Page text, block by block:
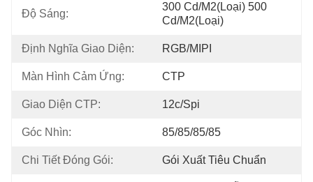
Độ Sáng:
300 Cd/m2(Loại) 500
Cd/m2(Loại)
Định Nghĩa Giao Diện: RGB/MIPI
Màn Hình Cảm Ứng: CTP
Giao Diện CTP: 12c/spi
Góc Nhìn: 85/85/85/85
Chi Tiết Đóng Gói: Gói Xuất Tiêu Chuẩn